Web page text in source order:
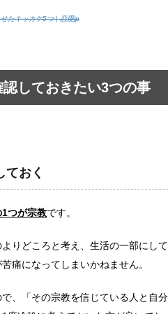
取り上げることで生じる悪影
つき！困った偏見あるあると
たキッカケ5つ | 恋愛jp
しておきたい3つの事
ておく
つが宗教です。
りどころと考え、生活の一部にし
痛になってしまいかねません。
、「その宗教を信じている人と自